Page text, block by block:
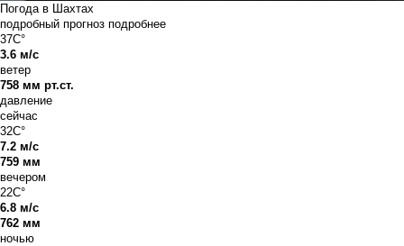
Погода в Шахтах
подробный прогноз подробнее
37C°
3.6 м/с
ветер
758 мм рт.ст.
давление
сейчас
32C°
7.2 м/с
759 мм
вечером
22C°
6.8 м/с
762 мм
ночью